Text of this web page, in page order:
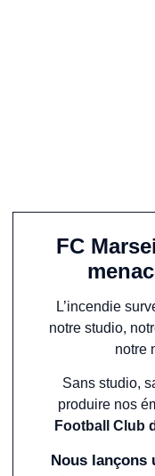
FC
L’incendie
notre studio,
notre
Sans studio,
produire nos
Football Club
Nous lançons